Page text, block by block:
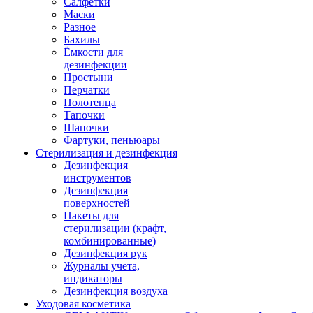
Маски
Разное
Бахилы
Ёмкости для
дезинфекции
Простыни
Перчатки
Полотенца
Тапочки
Шапочки
Фартуки, пеньюары
Стерилизация и дезинфекция
Дезинфекция
инструментов
Дезинфекция
поверхностей
Пакеты для
стерилизации (крафт,
комбинированные)
Дезинфекция рук
Журналы учета,
индикаторы
Дезинфекция воздуха
Уходовая косметика